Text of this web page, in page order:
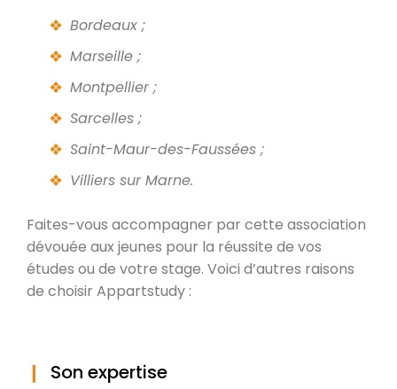
Bordeaux ;
Marseille ;
Montpellier ;
Sarcelles ;
Saint-Maur-des-Faussées ;
Villiers sur Marne.
Faites-vous accompagner par cette association
dévouée aux jeunes pour la réussite de vos
études ou de votre stage. Voici d’autres raisons
de choisir Appartstudy :
Son expertise